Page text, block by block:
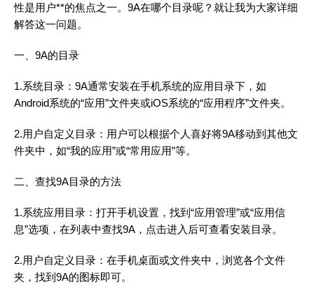
性是用户**的焦点之一。9A在哪个目录呢？就让我为大家详细
解答这一问题。
一、9A的目录
1.系统目录：9A通常安装在手机系统的应用目录下，如
Android系统的“应用”文件夹或iOS系统的“应用程序”文件夹。
2.用户自定义目录：用户可以根据个人喜好将9A移动到其他文
件夹中，如“我的应用”或“常用应用”等。
二、查找9A目录的方法
1.系统应用目录：打开手机设置，找到“应用管理”或“应用信
息”选项，在列表中查找9A，点击进入后可查看安装目录。
2.用户自定义目录：在手机桌面或文件夹中，浏览各个文件
夹，找到9A的图标即可。